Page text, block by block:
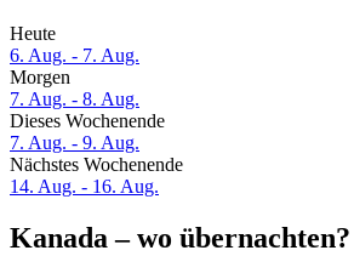
Heute
6. Aug. - 7. Aug.
Morgen
7. Aug. - 8. Aug.
Dieses Wochenende
7. Aug. - 9. Aug.
Nächstes Wochenende
14. Aug. - 16. Aug.
Kanada – wo übernachten?